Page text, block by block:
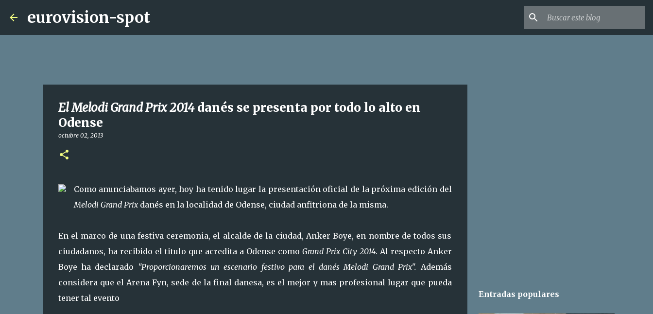
eurovision-spot
El Melodi Grand Prix 2014danés se presenta por todo lo alto en
Odense
octubre 02, 2013
Como anunciabamos ayer, hoy ha tenido lugar la presentación oficial de la próxima edición del
Melodi Grand Prixdanés en la localidad de Odense, ciudad anfitriona de la misma.
En el marco de una festiva ceremonia, el alcalde de la ciudad, Anker Boye, en nombre de todos sus
ciudadanos, ha recibido el titulo que acredita a Odense como Grand Prix City 2014. Al respecto Anker
Boye ha declarado "Proporcionaremos un escenario festivo para el danés Melodi Grand Prix". Además
considera que el Arena Fyn, sede de la final danesa, es el mejor y mas profesional lugar que pueda
tener tal evento
Entradas populares